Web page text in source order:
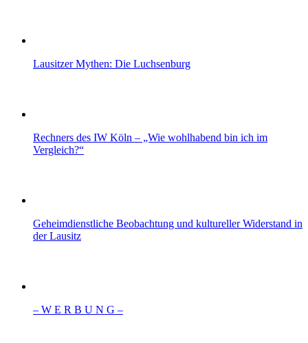
Lausitzer Mythen: Die Luchsenburg
Rechners des IW Köln – „Wie wohlhabend bin ich im
Vergleich?“
Geheimdienstliche Beobachtung und kultureller Widerstand in
der Lausitz
– W Ε R Β U Ν G –